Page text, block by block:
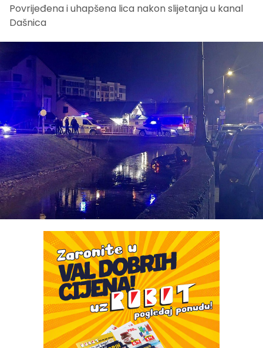
Povrijeđena i uhapšena lica nakon slijetanja u kanal
Dašnica